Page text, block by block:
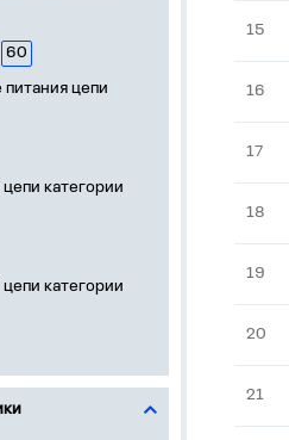
60
цепи
категории
категории
15
16
17
18
19
20
21